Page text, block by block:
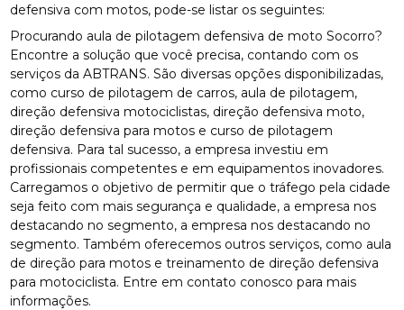
defensiva com motos, pode-se listar os seguintes:
Procurando aula de pilotagem defensiva de moto Socorro?
Encontre a solução que você precisa, contando com os
serviços da ABTRANS. São diversas opções disponibilizadas,
como curso de pilotagem de carros, aula de pilotagem,
direção defensiva motociclistas, direção defensiva moto,
direção defensiva para motos e curso de pilotagem
defensiva. Para tal sucesso, a empresa investiu em
profissionais competentes e em equipamentos inovadores.
Carregamos o objetivo de permitir que o tráfego pela cidade
seja feito com mais segurança e qualidade, a empresa nos
destacando no segmento, a empresa nos destacando no
segmento. Também oferecemos outros serviços, como aula
de direção para motos e treinamento de direção defensiva
para motociclista. Entre em contato conosco para mais
informações.